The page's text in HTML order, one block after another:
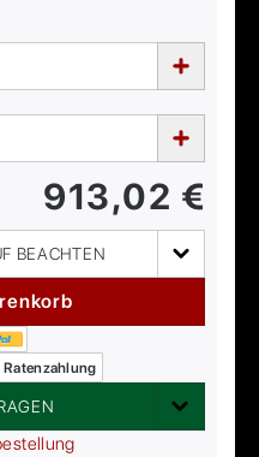
913,02 €
BEACHTEN
Ratenzahlung